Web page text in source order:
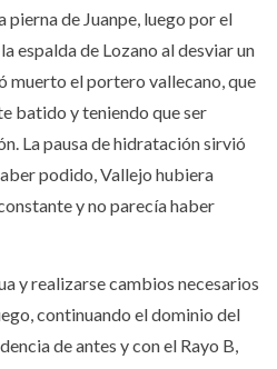
de Juanpe, luego por el
espalda de Lozano al desviar un
muerto el portero vallecano, que
batido y teniendo que ser
La pausa de hidratación sirvió
podido, Vallejo hubiera
y no parecía haber
y realizarse cambios necesarios
continuando el dominio del
de antes y con el Rayo B,